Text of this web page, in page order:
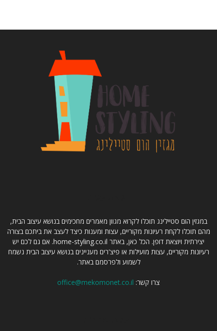
במגזין הום סטיילינג תוכלו לקרוא מגוון מאמרים מחכימים בנושא עיצוב הבית,
מהם תוכלו לקחת רעיונות מקוריים, עצות ומענות כיצד לעצב את ביתכם בצורה
יצירתית ויוצאת דופן. הכל כאן, באתר home-styling.co.il. אם גם לכם יש
רעיונות מקוריים, עצות מועילות או פיצ'רים מעניינים בנושא עיצוב הבית נשמח
לשמוע ולפרסמם באתר.
צרו קשר: office@mekomonet.co.il